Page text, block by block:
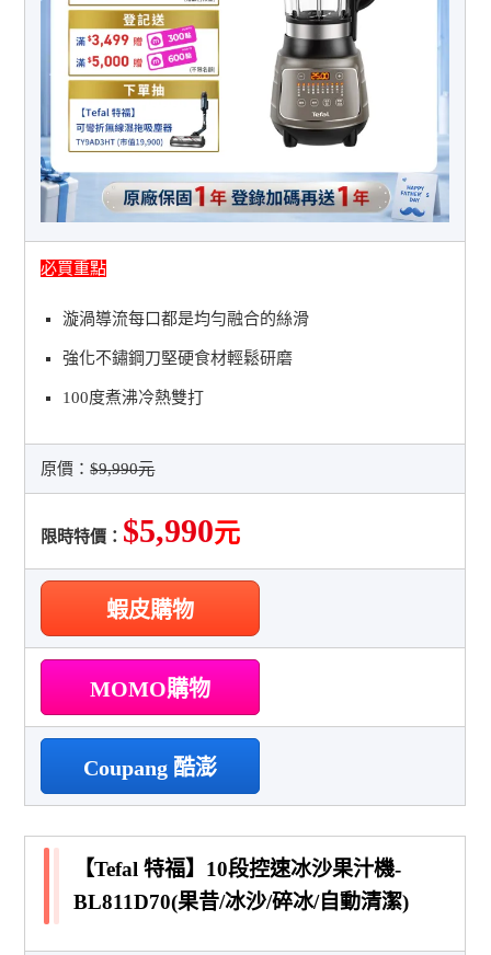
必買重點
漩渦導流每口都是均勻融合的絲滑
強化不鏽鋼刀堅硬食材輕鬆研磨
100度煮沸冷熱雙打
原價：$9,990元
限時特價： $5,990元
蝦皮購物
MOMO購物
Coupang 酷澎
【Tefal 特福】10段控速冰沙果汁機-
BL811D70(果昔/冰沙/碎冰/自動清潔)